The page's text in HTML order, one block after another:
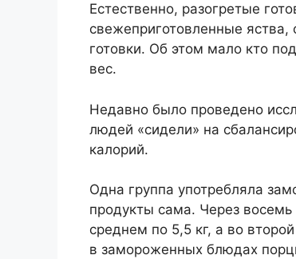
Естественно, разогретые
свежеприготовленные
готовки. Об этом мало кто
вес.
Недавно было проведено
людей «сидели» на
калорий.
Одна группа употребляла
продукты сама. Через
среднем по 5,5 кг, а во
в замороженных блюдах